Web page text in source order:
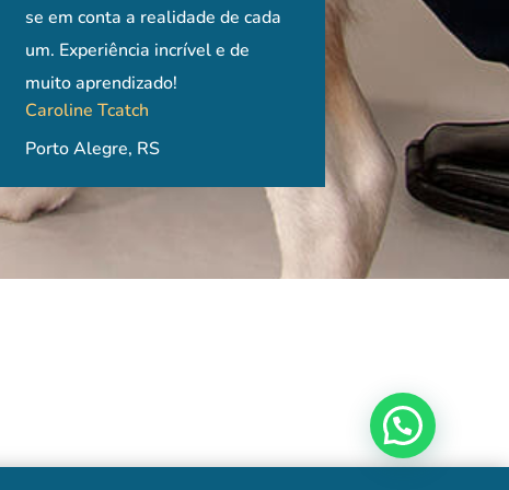
Professora de Cirurgia
Veterinária, ULBRA/RS Porto
neuro (eu diria até
indispensável!), e uma
para quem quer agregar
conhecimentos aos
de clínica ou reabilitação.
Recomendo!
Raíza Von Ruthofer
São Paulo, SP
se em conta a realidade de cada
um. Experiência incrível e de
muito aprendizado!
Caroline Tcatch
Porto Alegre, RS
Ayne Murata
Universidade de
São Paulo, SP